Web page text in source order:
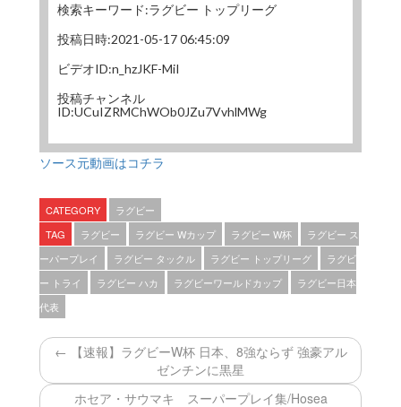
検索キーワード:ラグビー トップリーグ
投稿日時:2021-05-17 06:45:09
ビデオID:n_hzJKF-MiI
投稿チャンネル
ID:UCuIZRMChWOb0JZu7VvhlMWg
ソース元動画はコチラ
CATEGORY
ラグビー
TAG
ラグビー ラグビー Wカップ ラグビー W杯
ラグビー ス
ーパープレイ
ラグビー タックル ラグビー トップリーグ
ラグビ
ー トライ
ラグビー ハカ ラグビーワールドカップ
ラグビー日本
代表
← 【速報】ラグビーW杯 日本、8強ならず 強豪アル
ゼンチンに黒星
ホセア・サウマキ スーパープレイ集/Hosea